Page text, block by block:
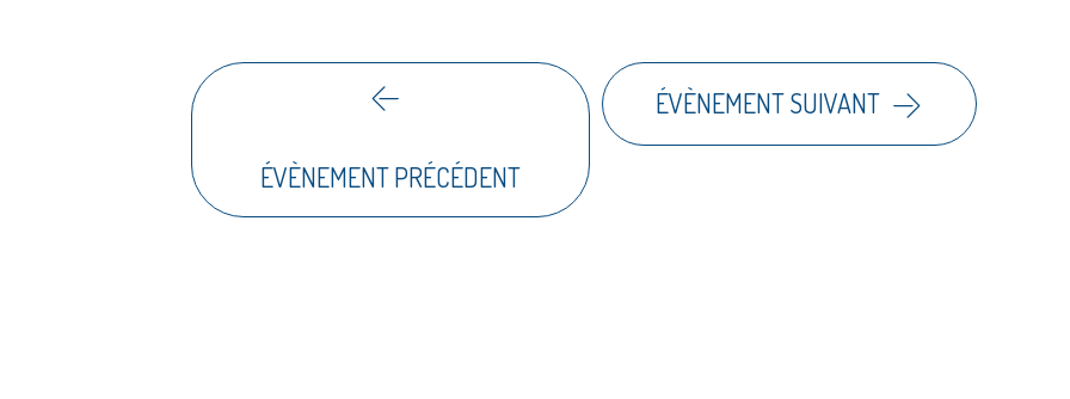
ÉVÈNEMENT PRÉCÉDENT
ÉVÈNEMENT SUIVANT